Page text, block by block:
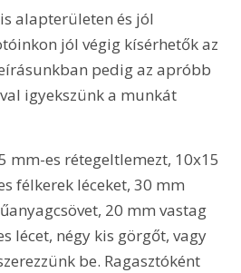
alapterületen és jól
jól végig kísérhetők az
pedig az apróbb
igyekszünk a munkát
mm-es rétegeltlemezt, 10x15
félkerek léceket, 30 mm
20 mm vastag
lécet, négy kis görgőt, vagy
be. Ragasztóként